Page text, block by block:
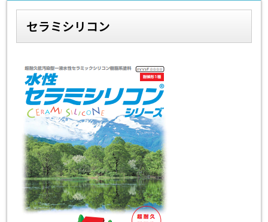
ヨネヤの施工実績
スタッフ紹介 スタッフブログ
よくあるご質問 屋根リフォームについて
雨漏りについて 雨漏りの施工実績
ヨネヤがお客様から選ばれる10の
リフォームローン
工場倉庫修繕 アパート・マンション修繕
セラミシリコン